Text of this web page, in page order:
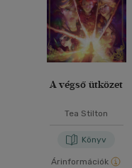
A végső ütközet
Tea Stilton
Könyv
Árinformációk